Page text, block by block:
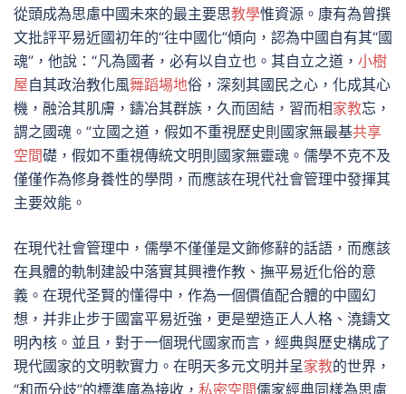
從頭成為思慮中國未來的最主要思教學惟資源。康有為曾撰
文批評平易近國初年的“往中國化”傾向，認為中國自有其“國
魂”，他說：“凡為國者，必有以自立也。其自立之道， 小樹
屋自其政治教化風舞蹈場地俗，深刻其國民之心，化成其心
機，融洽其肌膚，鑄冶其群族，久而固結，習而相家教忘，
謂之國魂。”立國之道，假如不重視歷史則國家無最基共享
空間礎，假如不重視傳統文明則國家無靈魂。儒學不克不及
僅僅作為修身養性的學問，而應該在現代社會管理中發揮其
主要效能。
在現代社會管理中，儒學不僅僅是文飾修辭的話語，而應該
在具體的軌制建設中落實其興禮作教、撫平易近化俗的意
義。在現代圣賢的懂得中，作為一個價值配合體的中國幻
想，并非止步于國富平易近強，更是塑造正人人格、澆鑄文
明內核。並且，對于一個現代國家而言，經典與歷史構成了
現代國家的文明軟實力。在明天多元文明并呈家教的世界，
“和而分歧”的標準廣為接收， 私密空間儒家經典同樣為思慮